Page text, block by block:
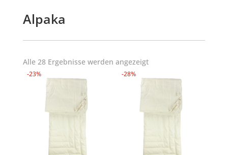
Alpaka
Alle 28 Ergebnisse werden angezeigt
-23% -28%